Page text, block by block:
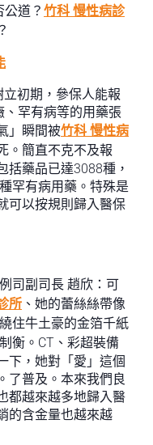
道？ 竹科 慢性病診
立初期，參保人能報
罕有病等的用藥張
」瞬間被竹科 慢性病
。簡直不克不及報
括藥品已達3088種，
罕有病用藥。特殊是
可以按規則歸入醫保
司副司長 趙欣：可
所 、她的蕾絲絲帶像
繞住牛土豪的金箔千紙
衡。CT、彩超裝備
下，她對「愛」這個
了普及。本來我們良
都越來越多地歸入醫
的含金量也越來越